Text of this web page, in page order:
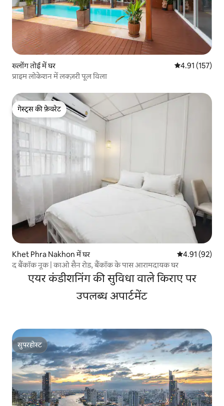
ख्लोंग तोई में घर औसत रेटिंग 5 में से
4.91 (157)
प्राइम लोकेशन में लक्ज़री पूल विला
गेस्ट्स की फ़ेवरेट
गेस्ट्स की फ़ेवरेट
Khet Phra Nakhon में घर औसत रेटिंग 5 में
4.91 (92)
द बैंकॉक नूक | काओ सैन रोड, बैंकॉक के पास आरामदायक घर
एयर कंडीशनिंग की सुविधा वाले किराए पर
उपलब्ध अपार्टमेंट
सुपरहोस्ट
सुपरहोस्ट